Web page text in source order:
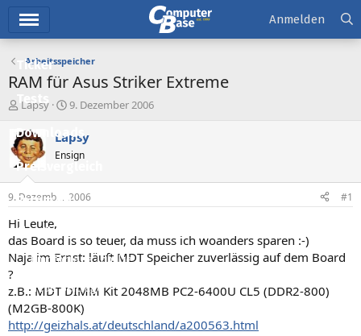
Ticker
Tests
Downloads
Preisvergleich
Forum
Aktuelles
Empfohlene Inhalte
Neue Beiträge
Neueste Aktivitäten
Anmelden
Arbeitsspeicher
RAM für Asus Striker Extreme
E
s
t
e
l
e
Lapsy
E
s
t
e
l
t
m
9. Dezember 2006
Lapsy
Ensign
9. Dezember 2006 #1
Hi Leute,
das Board is so teuer, da muss ich woanders sparen :-)
Naja im Ernst: läuft MDT Speicher zuverlässig auf dem Board
?
z.B.: MDT DIMM Kit 2048MB PC2-6400U CL5 (DDR2-800)
(M2GB-800K)
http://geizhals.at/deutschland/a200563.html